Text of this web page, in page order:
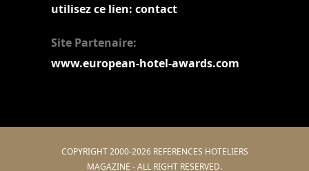
utilisez ce lien: contact
Site Partenaire:
www.european-hotel-awards.com
COPYRIGHT 2000-2026 REFERENCES HOTELIERS
MAGAZINE - ALL RIGHT RESERVED.